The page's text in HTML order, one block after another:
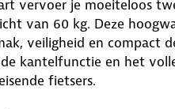
vervoer je moeiteloos
van 60 kg. Deze
veiligheid en compact
kantelfunctie en het
fietsers.